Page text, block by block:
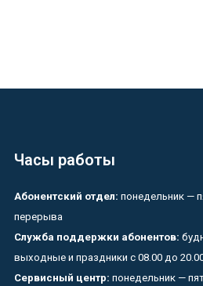
Часы работы
Абонентский отдел: понедельник —
перерыва
Служба поддержки абонентов:
выходные и праздники с 08.00 до
Сервисный центр: понедельник —